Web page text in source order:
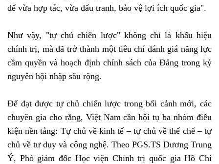
để vừa hợp tác, vừa đấu tranh, bảo vệ lợi ích quốc gia".
Như vậy, "tự chủ chiến lược" không chỉ là khẩu hiệu
chính trị, mà đã trở thành một tiêu chí đánh giá năng lực
cầm quyền và hoạch định chính sách của Đảng trong kỷ
nguyên hội nhập sâu rộng.
Để đạt được tự chủ chiến lược trong bối cảnh mới, các
chuyên gia cho rằng, Việt Nam cần hội tụ ba nhóm điều
kiện nền tảng: Tự chủ về kinh tế – tự chủ về thể chế – tự
chủ về tư duy và công nghệ. Theo PGS.TS Dương Trung
Ý, Phó giám đốc Học viện Chính trị quốc gia Hồ Chí